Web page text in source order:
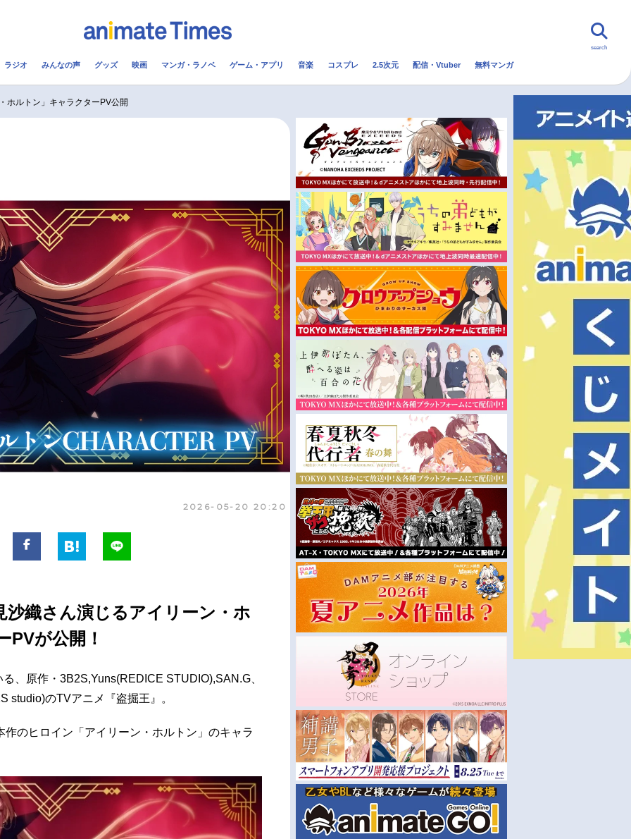
配信・Vtuber トレンド 無料マンガ
男性声優/女性声優一覧
今期アニメ曜日別一覧
夏アニメ
秋アニメ
冬アニメ
FOLLOW US
search
ラジオ みんなの声 グッズ 映画 マンガ・ラノベ ゲーム・アプリ 音楽 コスプレ 2.5次元 配信・Vtuber 無料マンガ
ホルトン」キャラクターPV公開
2026-05-20 20:20
沙織さん演じるアイリーン・ホ
PVが公開！
、原作・3B2S,Yuns(REDICE STUDIO),SAN.G、
studio)のTVアニメ『盗掘王』。
のヒロイン「アイリーン・ホルトン」のキャラ